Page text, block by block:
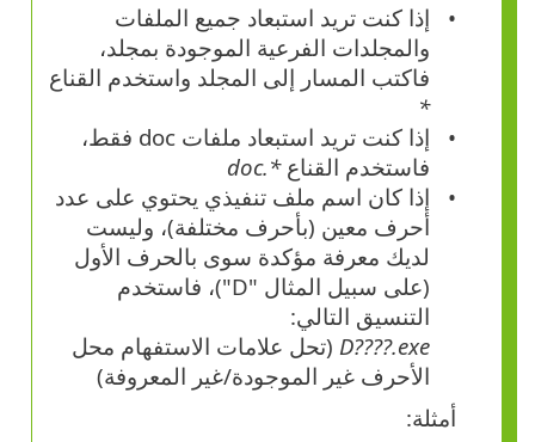
إذا كنت تريد استبعاد جميع الملفات
والمجلدات الفرعية الموجودة بمجلد،
فاكتب المسار إلى المجلد واستخدم القناع
*
إذا كنت تريد استبعاد ملفات doc فقط،
فاستخدم القناع*.doc
إذا كان اسم ملف تنفيذي يحتوي على عدد
أحرف معين (بأحرف مختلفة)، وليست
لديك معرفة مؤكدة سوى بالحرف الأول
(على سبيل المثال "D")، فاستخدم
التنسيق التالي:
D????.exe (تحل علامات الاستفهام محل
الأحرف غير الموجودة/غير المعروفة)
أمثلة: